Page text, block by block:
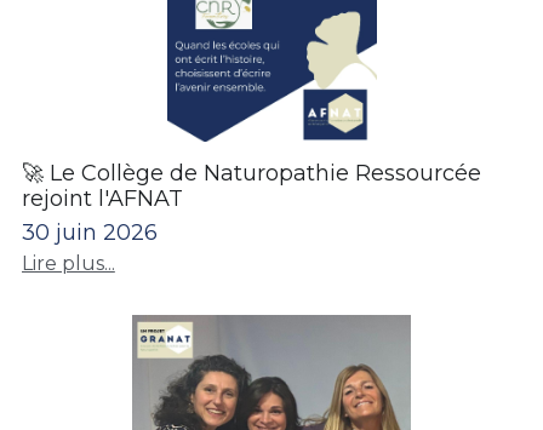
🚀 Le Collège de Naturopathie Ressourcée
rejoint l'AFNAT
30 juin 2026
Lire plus...